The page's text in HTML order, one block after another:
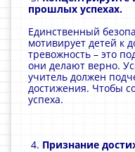
прошлых успехах.
Единственный
мотивирует детей к
тревожность – это
они делают верно.
учитель должен
достижения. Чтобы
успеха.
4. Признание